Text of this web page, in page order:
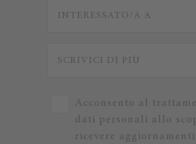
Acconsento al
dati personali allo
ricevere